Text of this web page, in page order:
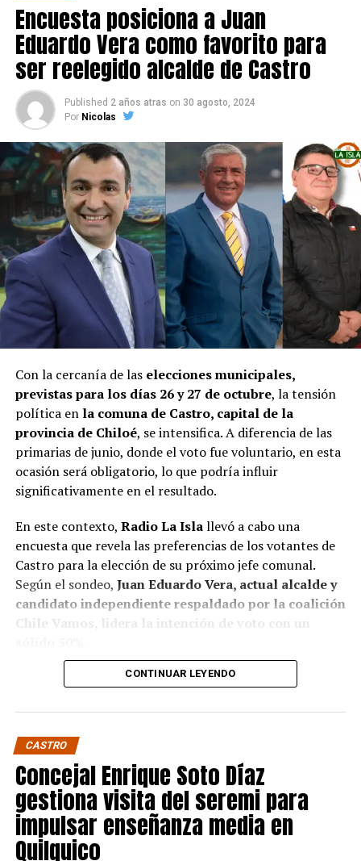
Encuesta posiciona a Juan
Eduardo Vera como favorito para
ser reelegido alcalde de Castro
Published 2 años atras on 30 agosto, 2024
Por Nicolas
Con la cercanía de las elecciones municipales,
previstas para los días 26 y 27 de octubre, la tensión
política en la comuna de Castro, capital de la
provincia de Chiloé, se intensifica. A diferencia de las
primarias de junio, donde el voto fue voluntario, en esta
ocasión será obligatorio, lo que podría influir
significativamente en el resultado.
En este contexto, Radio La Islallevó a cabo una
encuesta que revela las preferencias de los votantes de
Castro para la elección de su próximo jefe comunal.
Según el sondeo, Juan Eduardo Vera, actual alcalde y
candidato independiente respaldado por la coalición
Chile Vamos, lidera la intención de voto con un
Baltazar Elgueta, candidato del Partido Socialista
segundo lugar con un 41% de apoyo, mientras que
Jaime Guerrero, candidato independiente por el
Partido socialcristiano, se sitúa en un distante 9%.
Estos resultados confirman, de algún modo, pese a que
no sean concluyentes, la fuerte presencia de Vera en la
política local, donde ha ejercido un liderazgo
significativo, respaldando su figura en otras de
CONTINUAR LEYENDO
CASTRO
Concejal Enrique Soto Díaz
gestiona visita del seremi para
impulsar enseñanza media en
Quilquico